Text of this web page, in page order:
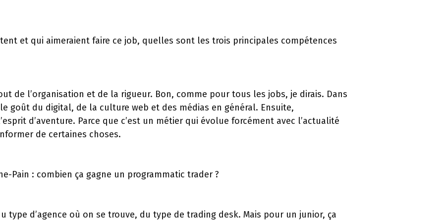
et qui aimeraient faire ce job, quelles sont les trois principales compétences
de l’organisation et de la rigueur. Bon, comme pour tous les jobs, je dirais. Dans
goût du digital, de la culture web et des médias en général. Ensuite,
d’aventure. Parce que c’est un métier qui évolue forcément avec l’actualité
de certaines choses.
Pain : combien ça gagne un programmatic trader ?
type d’agence où on se trouve, du type de trading desk. Mais pour un junior, ça